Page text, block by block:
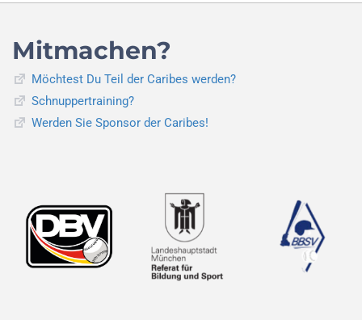
Mitmachen?
Möchtest Du Teil der Caribes werden?
Schnuppertraining?
Werden Sie Sponsor der Caribes!